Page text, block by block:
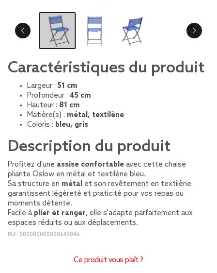
Caractéristiques du produit
Largeur : 51 cm
Profondeur : 45 cm
Hauteur : 81 cm
Matière(s) : métal, textilène
Coloris : bleu, gris
Description du produit
Profitez d'une assise confortable avec cette chaise
pliante Oslow en métal et textilène bleu.
Sa structure en métal et son revêtement en textilène
garantissent légèreté et praticité pour vos repas ou
moments détente.
Facile à plier et ranger, elle s'adapte parfaitement aux
espaces réduits ou aux déplacements.
REF. 000000000000643046
Ce produit vous plaît ?